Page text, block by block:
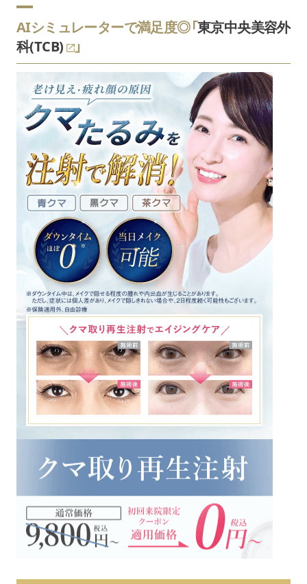
AIシミュレーターで満足度◎「東京中央美容外
科(TCB)
」